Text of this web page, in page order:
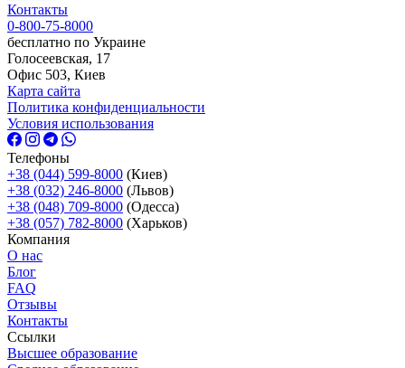
Контакты
0-800-75-8000
бесплатно по Украине
Голосеевская, 17
Офис 503, Киев
Карта сайта
Политика конфиденциальности
Условия использования
Телефоны
+38 (044) 599-8000 (Киев)
+38 (032) 246-8000 (Львов)
+38 (048) 709-8000 (Одесcа)
+38 (057) 782-8000 (Харьков)
Компания
О нас
Блог
FAQ
Отзывы
Контакты
Ссылки
Высшее образование